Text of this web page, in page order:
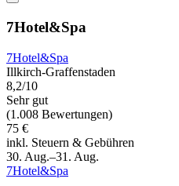
7Hotel&Spa
7Hotel&Spa
Illkirch-Graffenstaden
8,2/10
Sehr gut
(1.008 Bewertungen)
75 €
inkl. Steuern & Gebühren
30. Aug.–31. Aug.
7Hotel&Spa